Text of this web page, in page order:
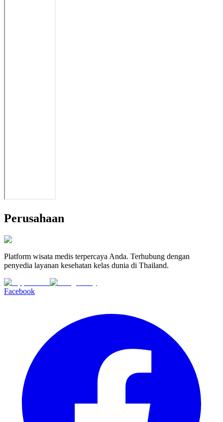
Perusahaan
Platform wisata medis terpercaya Anda. Terhubung dengan
penyedia layanan kesehatan kelas dunia di Thailand.
Facebook